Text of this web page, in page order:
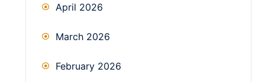
April 2026
March 2026
February 2026